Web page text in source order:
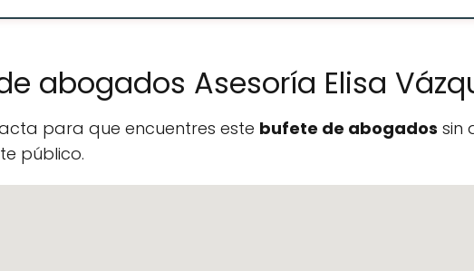
abogados Asesoría Elisa
para que encuentres este bufete de abogados sin
público.